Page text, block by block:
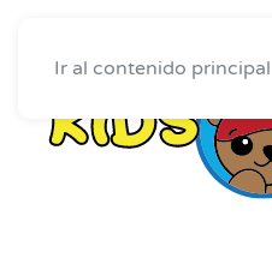
Ir al contenido principal